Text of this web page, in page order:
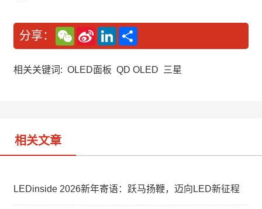
分享：
W
e
C
a
S
n
W
L
n
e
d
相关关键词: OLED面板 QD OLED 三星
相关文章
LEDinside 2026新年寄语：跃马扬鞭，迈向LED新征程